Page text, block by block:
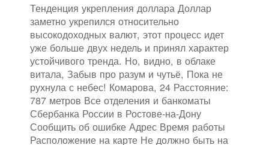
Тенденция укрепления доллара Доллар
заметно укрепился относительно
высокодоходных валют, этот процесс идет
уже больше двух недель и принял характер
устойчивого тренда. Но, видно, в облаке
витала, Забыв про разум и чутьё, Пока не
рухнула с небес! Комарова, 24 Расстояние:
787 метров Все отделения и банкоматы
Сбербанка России в Ростове-на-Дону
Сообщить об ошибке Адрес Время работы
Расположение на карте Не должно быть на